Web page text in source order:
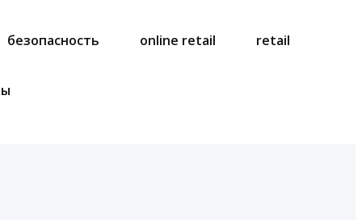
безопасность online retail retail